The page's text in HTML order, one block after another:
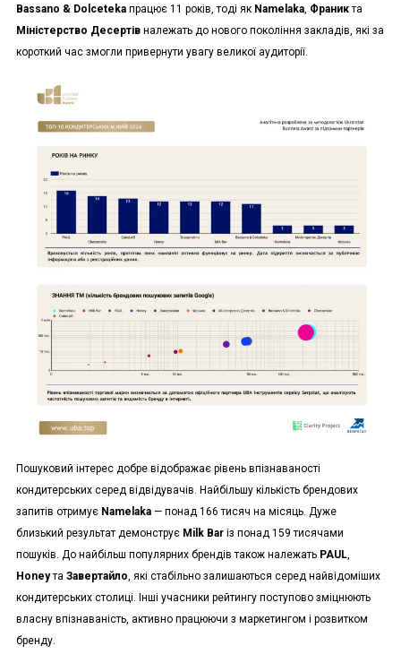
Bassano & Dolcetekaпрацює 11 років, тоді як Namelaka, Франикта
Міністерство Десертівналежать до нового покоління закладів, які за
короткий час змогли привернути увагу великої аудиторії.
Пошуковий інтерес добре відображає рівень впізнаваності
кондитерських серед відвідувачів. Найбільшу кількість брендових
запитів отримує Namelaka— понад 166 тисяч на місяць. Дуже
близький результат демонструє Milk Barіз понад 159 тисячами
пошуків. До найбільш популярних брендів також належать PAUL,
Honeyта Завертайло , які стабільно залишаються серед найвідоміших
кондитерських столиці. Інші учасники рейтингу поступово зміцнюють
власну впізнаваність, активно працюючи з маркетингом і розвитком
бренду.